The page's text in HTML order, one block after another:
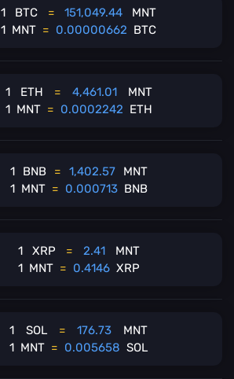
1 BTC = 151,049.44
MNT
1 MNT = 0.00000662 BTC
1 ETH = 4,461.01
MNT
1 MNT = 0.0002242 ETH
1 BNB = 1,402.57
MNT
1 MNT = 0.000713 BNB
1 XRP = 2.41
MNT
1 MNT = 0.4146 XRP
1 SOL = 176.73
MNT
1 MNT = 0.005658 SOL